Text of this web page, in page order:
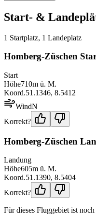
Start- &
1 Startplatz, 1 Landeplatz
Homberg-Züschen
Start
Höhe710m ü. M.
Koord.51.1346, 8.5412
WindN
Korrekt?
Homberg-Züschen
Landung
Höhe605m ü. M.
Koord.51.1390, 8.5404
Korrekt?
Für dieses Fluggebiet ist